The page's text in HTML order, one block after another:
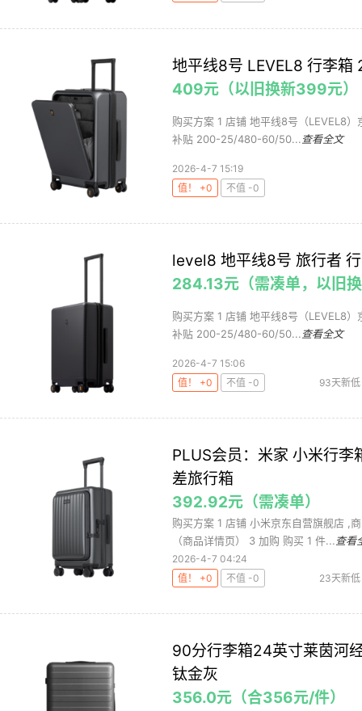
地平线8号 LEVEL8 行李箱
409元（以旧换新399元）
购买方案 1 店铺 地平线8号（LEVEL8
补贴 200-25/480-60/50... 查看全文
2026-4-7 15:19
值！ +0
不值 -0
level8 地平线8号 旅行者
284.13元（需凑单，以旧
购买方案 1 店铺 地平线8号（LEVEL8
补贴 200-25/480-60/50... 查看全文
2026-4-7 15:06
值！ +0
不值 -0 93天新低
PLUS会员：米家 小米行
差旅行箱
392.92元（需凑单）
购买方案 1 店铺 小米京东自营旗舰店 ,
（商品详情页） 3 加购 购买 1 件... 查看
2026-4-7 04:24
值！ +0
不值 -0 23天新低
90分行李箱24英寸莱茵河
钛金灰
356.0元（合356元/件）